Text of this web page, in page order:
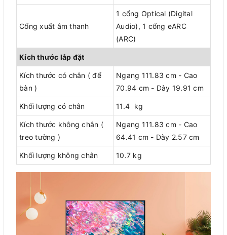
Cổng xuất âm thanh
1 cổng Optical (Digital
Audio), 1 cổng eARC
(ARC)
Kích thước lắp đặt
Kích thước có chân ( để
bàn )
Ngang 111.83 cm - Cao
70.94 cm - Dày 19.91 cm
Khối lượng có chân 11.4 kg
Kích thước không chân (
treo tường )
Ngang 111.83 cm - Cao
64.41 cm - Dày 2.57 cm
Khối lượng không chân 10.7 kg